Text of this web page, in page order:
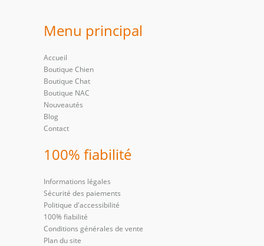
Menu principal
Accueil
Boutique Chien
Boutique Chat
Boutique NAC
Nouveautés
Blog
Contact
100% fiabilité
Informations légales
Sécurité des paiements
Politique d'accessibilité
100% fiabilité
Conditions générales de vente
Plan du site